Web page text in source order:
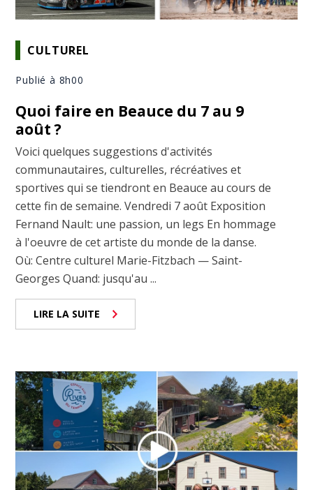
CULTUREL
Publié à 8h00
Quoi faire en Beauce du 7 au 9
août ?
Voici quelques suggestions d'activités
communautaires, culturelles, récréatives et
sportives qui se tiendront en Beauce au cours de
cette fin de semaine. Vendredi 7 août Exposition
Fernand Nault: une passion, un legs En hommage
à l'oeuvre de cet artiste du monde de la danse.
Où: Centre culturel Marie-Fitzbach — Saint-
Georges Quand: jusqu'au ...
LIRE LA SUITE